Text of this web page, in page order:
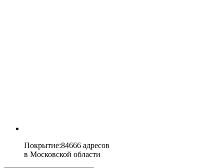
Покрытие:84666 адресов
в Московской области